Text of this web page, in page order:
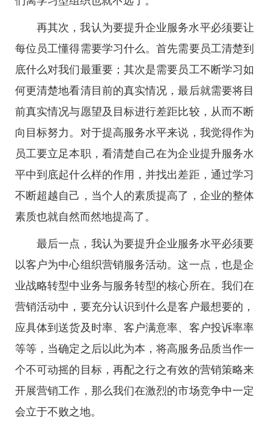
再其次，我认为要提升企业服务水平必须要让
每位员工懂得需要学习什么。首先需要员工清楚到
底什么对我们最重要；其次是需要员工不断学习如
何更清楚地看清目前的真实情况，最后就需要将目
前真实情况与愿望及目标进行差距比较，从而不断
向目标努力。对于提高服务水平来说，我觉得作为
员工要立足本职，看清楚自己在为企业提升服务水
平中到底起什么样的作用，并找出差距，通过学习
不断超越自己，当个人的素质提高了，企业的整体
素质也就自然而然地提高了。
最后一点，我认为要提升企业服务水平必须要
以客户为中心组织营销服务活动。这一点，也是企
业战略转型中业务与服务转型的核心所在。我们在
营销活动中，要充分认识到什么是客户最想要的，
应具体到送货及时率、客户满意率、客户投诉率率
等等，当确定之后以此为本，将高服务品质当作一
个不可动摇的目标，再配之行之有效的营销策略来
开展营销工作，那么我们在激烈的市场竞争中一定
会立于不败之地。